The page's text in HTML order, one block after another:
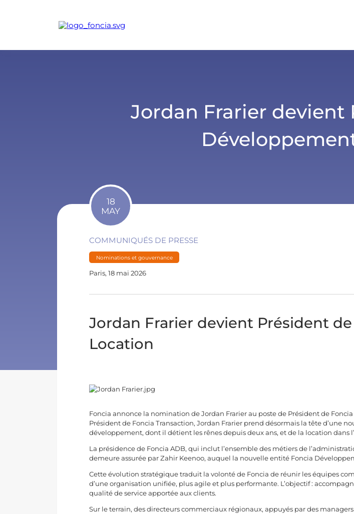
Jordan Frarier devient
18
MAY
COMMUNIQUÉS DE PRESSE
Nominations et gouvernance
Paris, 18 mai 2026
Jordan Frarier devient Président
Location
Foncia annonce la nomination de Jordan Frarier au poste de Président de
Président de Foncia Transaction, Jordan Frarier prend désormais la tête d’une
développement, dont il détient les rênes depuis deux ans, et de la location dans
La présidence de Foncia ADB, qui inclut l’ensemble des métiers de
demeure assurée par Zahir Keenoo, auquel la nouvelle entité Foncia
Cette évolution stratégique traduit la volonté de Foncia de réunir les équipes
d’une organisation unifiée, plus agile et plus performante. L’objectif :
qualité de service apportée aux clients.
Sur le terrain, des directeurs commerciaux régionaux, appuyés par des